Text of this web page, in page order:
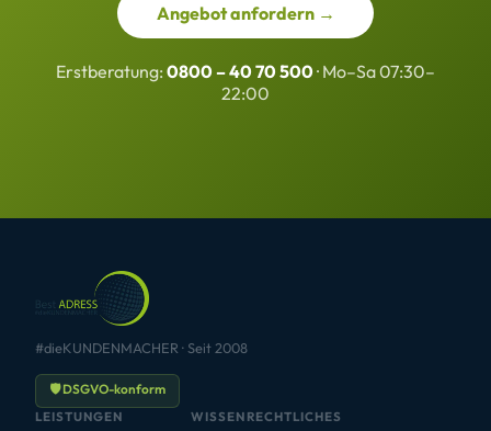
Angebot anfordern →
Erstberatung: 0800 – 40 70 500· Mo–Sa 07:30–
22:00
#dieKUNDENMACHER · Seit 2008
🛡 DSGVO-konform
LEISTUNGEN
WISSEN RECHTLICHES